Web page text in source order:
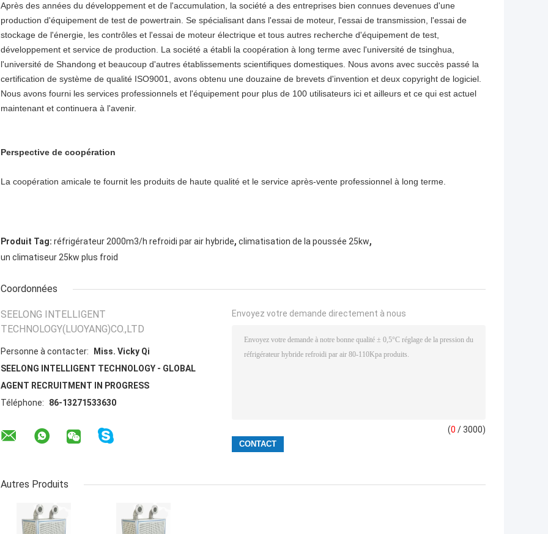
Après des années du développement et de l'accumulation, la société a des entreprises bien connues devenues d'une
production d'équipement de test de powertrain. Se spécialisant dans l'essai de moteur, l'essai de transmission, l'essai de
stockage de l'énergie, les contrôles et l'essai de moteur électrique et tous autres recherche d'équipement de test,
développement et service de production. La société a établi la coopération à long terme avec l'université de tsinghua,
l'université de Shandong et beaucoup d'autres établissements scientifiques domestiques. Nous avons avec succès passé la
certification de système de qualité ISO9001, avons obtenu une douzaine de brevets d'invention et deux copyright de logiciel.
Nous avons fourni les services professionnels et l'équipement pour plus de 100 utilisateurs ici et ailleurs et ce qui est actuel
maintenant et continuera à l'avenir.
Perspective de coopération
La coopération amicale te fournit les produits de haute qualité et le service après-vente professionnel à long terme.
Produit Tag: réfrigérateur 2000m3/h refroidi par air hybride, climatisation de la poussée 25kw,
un climatiseur 25kw plus froid
Coordonnées
SEELONG INTELLIGENT
TECHNOLOGY(LUOYANG)CO.,LTD
Personne à contacter:
Miss. Vicky Qi
SEELONG INTELLIGENT TECHNOLOGY - GLOBAL
AGENT RECRUITMENT IN PROGRESS
Téléphone:
86-13271533630
Envoyez votre demande directement à nous
(0 / 3000)
Autres Produits